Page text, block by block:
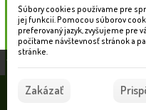
Ochrana
© 2026 WEXBO |
Táto stránka používa súbory
pomáhajú poskytovať služby.
služieb vyjadrujete súhlas s
Súbory cookies používame pre
jej funkcií. Pomocou súborov
preferovaný jazyk, zvyšujeme pre
počítame návštevnosť stránok a
stránke.
Zakázať